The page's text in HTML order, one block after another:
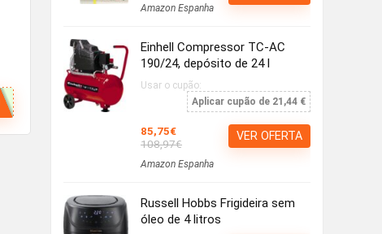
Amazon Espanha
Einhell Compressor TC-AC
190/24, depósito de 24 l
Usar o cupão:
Aplicar cupão de 21,44 €
85,75€
108,97€
Amazon Espanha
VER OFERTA
Russell Hobbs Frigideira sem
óleo de 4 litros